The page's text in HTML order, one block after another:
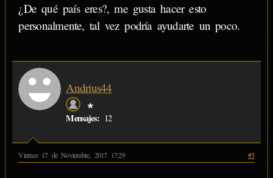
¿De qué país eres?, me gusta hacer esto
personalmente, tal vez podría ayudarte un poco.
Andrius44
★
Mensajes: 12
Viernes 17 de Noviembre, 2017 17:29 #3